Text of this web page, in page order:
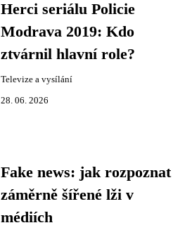
Herci seriálu Policie
Modrava 2019: Kdo
ztvárnil hlavní role?
Televize a vysílání
28. 06. 2026
Fake news: jak rozpoznat
záměrně šířené lži v
médiích